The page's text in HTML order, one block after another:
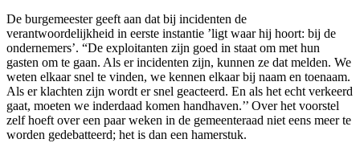
De burgemeester geeft aan dat bij incidenten de
verantwoordelijkheid in eerste instantie ’ligt waar hij hoort: bij de
ondernemers’. “De exploitanten zijn goed in staat om met hun
gasten om te gaan. Als er incidenten zijn, kunnen ze dat melden. We
weten elkaar snel te vinden, we kennen elkaar bij naam en toenaam.
Als er klachten zijn wordt er snel geacteerd. En als het echt verkeerd
gaat, moeten we inderdaad komen handhaven.’’ Over het voorstel
zelf hoeft over een paar weken in de gemeenteraad niet eens meer te
worden gedebatteerd; het is dan een hamerstuk.